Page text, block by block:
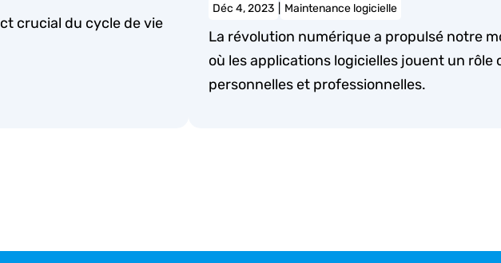
crucial du cycle de vie
Déc 4, 2023 Maintenance logicielle
La révolution numérique a propulsé notre
où les applications logicielles jouent un rôle
personnelles et professionnelles.